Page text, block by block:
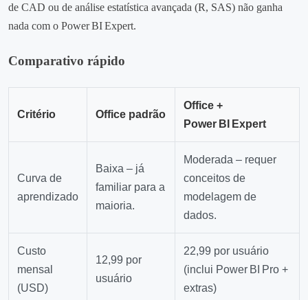
de CAD ou de análise estatística avançada (R, SAS) não ganha
nada com o Power BI Expert.
Comparativo rápido
Critério Office padrão
Office +
Power BI Expert
Curva de
aprendizado
Baixa – já
familiar para a
maioria.
Moderada – requer
conceitos de
modelagem de
dados.
Custo
mensal
(USD)
12,99 por
usuário
22,99 por usuário
(inclui Power BI Pro +
extras)